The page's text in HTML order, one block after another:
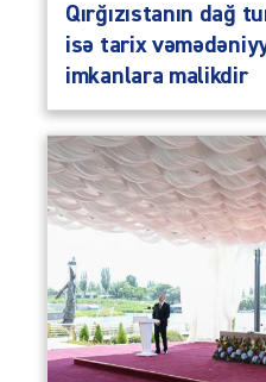
Qırğızıstanın dağ
isə tarix
imkanlara malikdir